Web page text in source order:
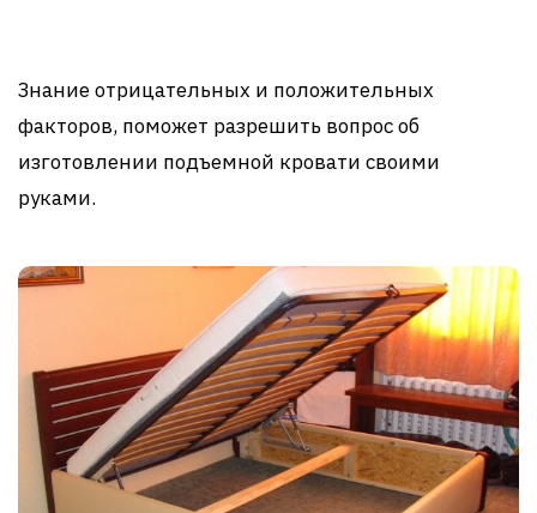
Знание отрицательных и положительных
факторов, поможет разрешить вопрос об
изготовлении подъемной кровати своими
руками.